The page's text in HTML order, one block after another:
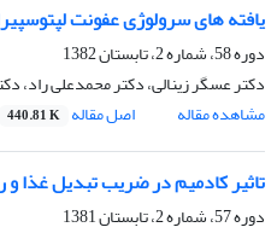
یافته های سرولوژی عفونت
دوره 58، شماره 2، تابستان 1382
دکتر عسگر زینالی، دکتر محمدعلی راد،
مشاهده مقاله
اصل مقاله 440.81 K
تاثیر کادمیم در ضریب تبدیل
دوره 57، شماره 2، تابستان 1381